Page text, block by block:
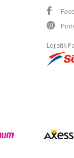
Lojistik